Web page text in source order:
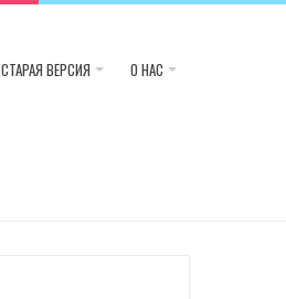
СТАРАЯ ВЕРСИЯ О НАС